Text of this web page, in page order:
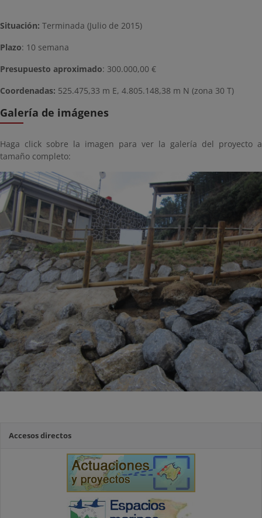
Situación: Terminada (Julio de 2015)
Plazo: 10 semana
Presupuesto aproximado: 300.000,00 €
Coordenadas: 525.475,33 m E, 4.805.148,38 m N (zona 30 T)
Galería de imágenes
Haga click sobre la imagen para ver la galería del proyecto a
tamaño completo:
Accesos directos